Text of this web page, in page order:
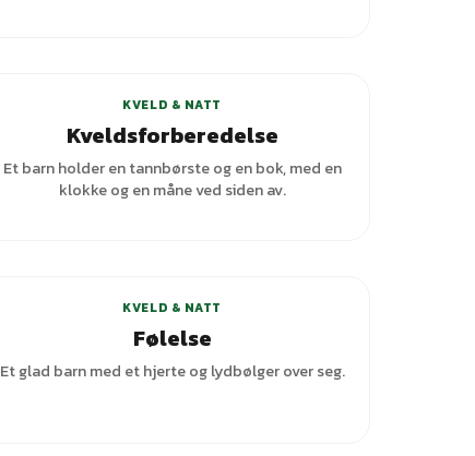
KVELD & NATT
Kveldsforberedelse
Et barn holder en tannbørste og en bok, med en
klokke og en måne ved siden av.
KVELD & NATT
Følelse
Et glad barn med et hjerte og lydbølger over seg.